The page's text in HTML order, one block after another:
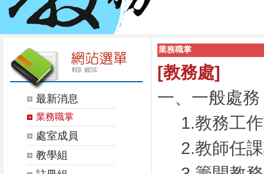
最新消息
業務職掌
處室成員
教學組
業務職掌
[教務處]
一、一般處務
1.教務工
2.教師任